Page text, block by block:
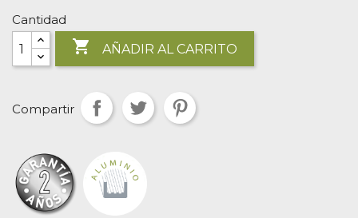
Cantidad
 AÑADIR AL CARRITO
Compartir